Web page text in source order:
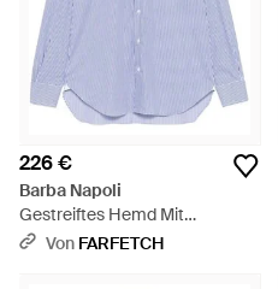
226 €
Barba Napoli
Gestreiftes Hemd Mit
Spreizkragen - Lila
Von FARFETCH